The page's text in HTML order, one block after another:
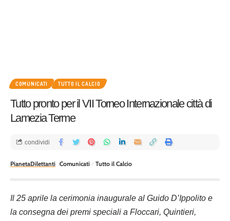
COMUNICATI TUTTO IL CALCIO
Tutto pronto per il VII Torneo Internazionale città di
Lamezia Terme
PianetaDilettanti Comunicati Tutto il Calcio
condividi
Il 25 aprile la cerimonia inaugurale al Guido D’Ippolito e
la consegna dei premi speciali a Floccari, Quintieri,